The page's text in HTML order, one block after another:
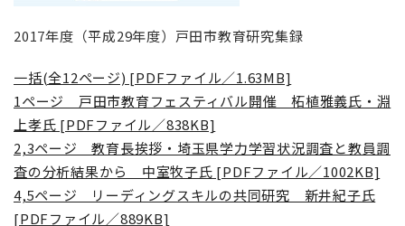
2017年度（平成29年度）戸田市教育研究集録
一括(全12ページ) [PDFファイル／1.63MB]
1ページ 戸田市教育フェスティバル開催 柘植雅義氏・淵
上孝氏 [PDFファイル／838KB]
2,3ページ 教育長挨拶・埼玉県学力学習状況調査と教員調
査の分析結果から 中室牧子氏 [PDFファイル／1002KB]
4,5ページ リーディングスキルの共同研究 新井紀子氏
[PDFファイル／889KB]